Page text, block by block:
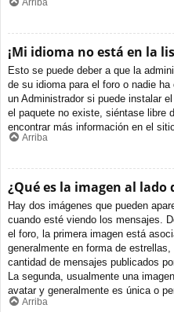
¡Mi idioma no está en la
Esto se puede deber a que la
de su idioma para el foro o nadie
un Administrador si puede instalar
el paquete no existe, siéntase libre
encontrar más información en el
Arriba
¿Qué es la imagen al
Hay dos imágenes que pueden
cuando esté viendo los mensajes.
el foro, la primera imagen está
generalmente en forma de
cantidad de mensajes publicados
La segunda, usualmente una
avatar y generalmente es única o
Arriba